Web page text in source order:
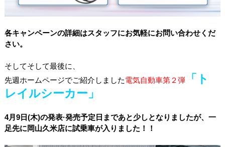
各キャンペーンの詳細はスタッフにお気軽にお問い合わせくだ
さい。
そしてそして最後に、
先週ホームページでご紹介しました電気自動車第２弾「ト
レイルシーカー」
4月9日(木)の発表·発売予定日まであと少しとなりましたが、一
足先に岡山久米店に試乗車が入りました！！